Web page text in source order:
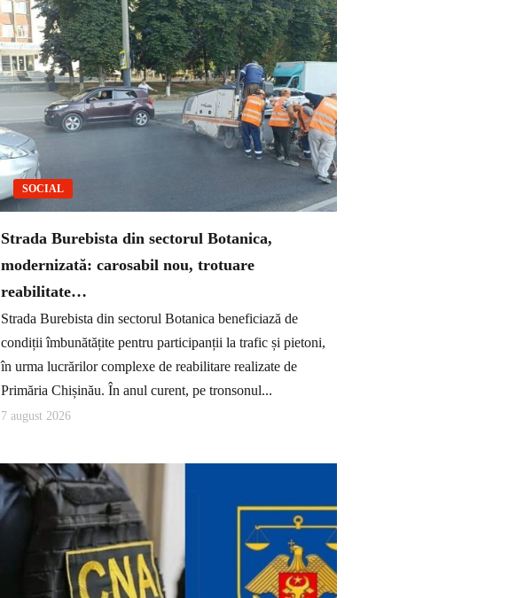
SOCIAL
Strada Burebista din sectorul Botanica,
modernizată: carosabil nou, trotuare
reabilitate…
Strada Burebista din sectorul Botanica beneficiază de
condiții îmbunătățite pentru participanții la trafic și pietoni,
în urma lucrărilor complexe de reabilitare realizate de
Primăria Chișinău. În anul curent, pe tronsonul...
7 august 2026